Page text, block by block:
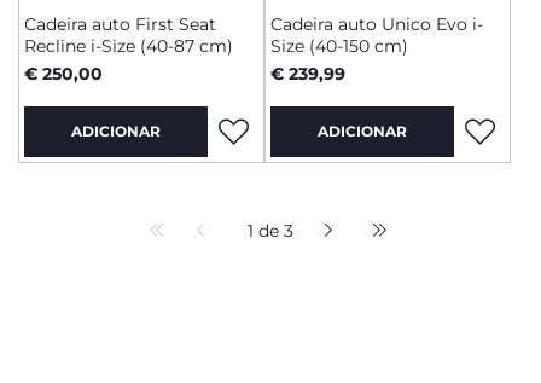
Cadeira auto First Seat
Recline i-Size (40-87 cm)
€ 250,00
ADICIONAR
Cadeira auto Unico Evo i-
Size (40-150 cm)
€ 239,99
ADICIONAR
1 de 3